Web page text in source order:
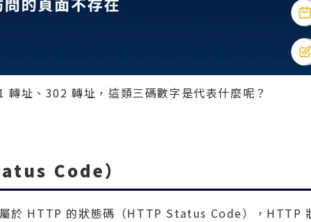
址、302 轉址，這類三碼數字是代表什麼呢？
Code）
於 HTTP 的狀態碼（HTTP Status Code），HTTP